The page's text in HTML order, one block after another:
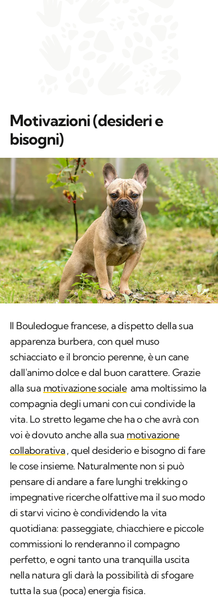
Motivazioni (desideri e
bisogni)
Il Bouledogue francese, a dispetto della sua
apparenza burbera, con quel muso
schiacciato e il broncio perenne, è un cane
dall'animo dolce e dal buon carattere. Grazie
alla sua motivazione sociale ama moltissimo la
compagnia degli umani con cui condivide la
vita. Lo stretto legame che ha o che avrà con
voi è dovuto anche alla sua motivazione
collaborativa, quel desiderio e bisogno di fare
le cose insieme. Naturalmente non si può
pensare di andare a fare lunghi trekking o
impegnative ricerche olfattive ma il suo modo
di starvi vicino è condividendo la vita
quotidiana: passeggiate, chiacchiere e piccole
commissioni lo renderanno il compagno
perfetto, e ogni tanto una tranquilla uscita
nella natura gli darà la possibilità di sfogare
tutta la sua (poca) energia fisica.